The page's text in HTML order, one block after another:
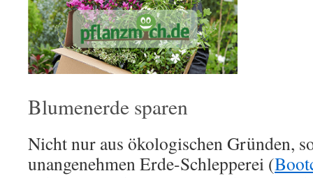
Blumenerde sparen
Nicht nur aus ökologischen Gründen,
unangenehmen Erde-Schlepperei (